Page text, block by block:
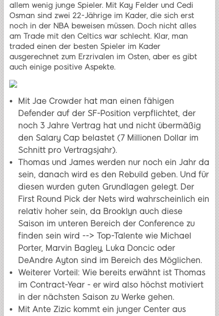
allem wenig junge Spieler. Mit Kay Felder und Cedi
Osman sind zwei 22-Jährige im Kader, die sich erst
noch in der NBA beweisen müssen. Doch nicht alles
am Trade mit den Celtics war schlecht. Klar, man
traded einen der besten Spieler im Kader
ausgerechnet zum Erzrivalen im Osten, aber es gibt
auch einige positive Aspekte.
Mit Jae Crowder hat man einen fähigen
Defender auf der SF-Position verpflichtet, der
noch 3 Jahre Vertrag hat und nicht übermäßig
den Salary Cap belastet (7 Millionen Dollar im
Schnitt pro Vertragsjahr).
Thomas und James werden nur noch ein Jahr da
sein, danach wird es den Rebuild geben. Und für
diesen wurden guten Grundlagen gelegt. Der
First Round Pick der Nets wird wahrscheinlich ein
relativ hoher sein, da Brooklyn auch diese
Saison im unteren Bereich der Conference zu
finden sein wird --> Top-Talente wie Michael
Porter, Marvin Bagley, Luka Doncic oder
DeAndre Ayton sind im Bereich des Möglichen.
Weiterer Vorteil: Wie bereits erwähnt ist Thomas
im Contract-Year - er wird also höchst motiviert
in der nächsten Saison zu Werke gehen.
Mit Ante Zizic kommt ein junger Center aus